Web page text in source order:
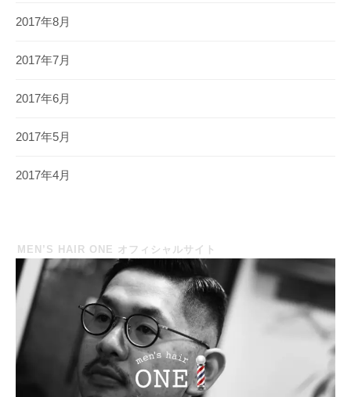
2017年8月
2017年7月
2017年6月
2017年5月
2017年4月
MEN’S HAIR ONE オフィシャルサイト